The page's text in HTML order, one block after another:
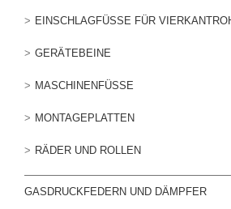
EINSCHLAGFÜSSE FÜR
GERÄTEBEINE
MASCHINENFÜSSE
MONTAGEPLATTEN
RÄDER UND ROLLEN
GASDRUCKFEDERN UND DÄMPFER